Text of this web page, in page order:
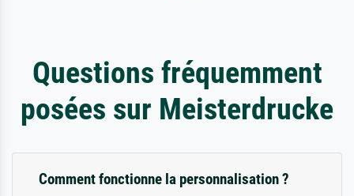
Questions fréquemment
posées sur Meisterdrucke
Comment fonctionne la personnalisation ?